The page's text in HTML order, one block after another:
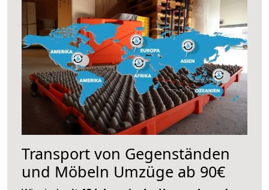
Transport von Gegenständen
und Möbeln Umzüge ab 90€